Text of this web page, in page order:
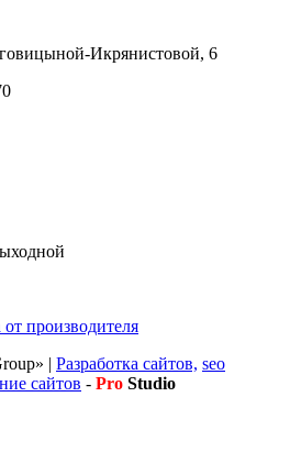
Икрянистовой, 6
| Разработка сайтов, seo
сайтов - Pro Studio